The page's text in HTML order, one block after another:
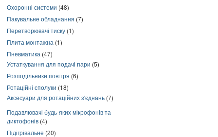
Охоронні системи (48)
Пакувальне обладнання (7)
Перетворювачі тиску (1)
Плита монтажна (1)
Пневматика (47)
Устаткування для подачі пари (5)
Розподільники повітря (6)
Ротаційні сполуки (18)
Аксесуари для ротаційних з'єднань (7)
Подавлювачі будь-яких мікрофонів та
диктофонів (4)
Підігрівальне (20)